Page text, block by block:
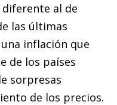
al de
las últimas
inflación que
de los países
sorpresas
de los precios.